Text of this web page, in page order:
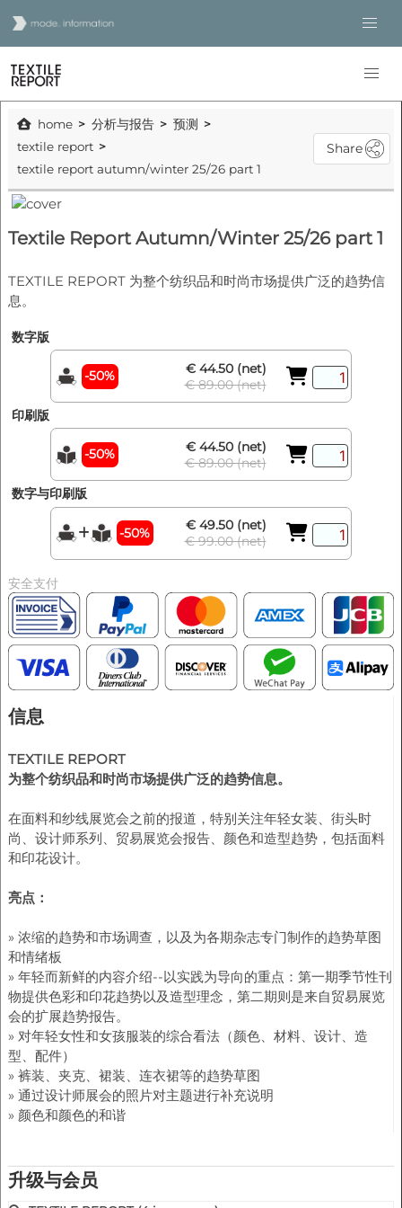
home 分析与报告
预测
textile report
textile report autumn/winter 25/26 part 1
Share
Textile Report Autumn/Winter 25/26 part 1
TEXTILE REPORT 为整个纺织品和时尚市场提供广泛的趋势信
息。
数字版
-50%
€ 44.50 (net)
€ 89.00 (net)
印刷版
-50%
€ 44.50 (net)
€ 89.00 (net)
数字与印刷版
-50%
€ 49.50 (net)
€ 99.00 (net)
安全支付
信息
TEXTILE REPORT
为整个纺织品和时尚市场提供广泛的趋势信息。
在面料和纱线展览会之前的报道，特别关注年轻女装、街头时
尚、设计师系列、贸易展览会报告、颜色和造型趋势，包括面料
和印花设计。
亮点：
» 浓缩的趋势和市场调查，以及为各期杂志专门制作的趋势草图
和情绪板
» 年轻而新鲜的内容介绍--以实践为导向的重点：第一期季节性刊
物提供色彩和印花趋势以及造型理念，第二期则是来自贸易展览
会的扩展趋势报告。
» 对年轻女性和女孩服装的综合看法（颜色、材料、设计、造
型、配件）
» 裤装、夹克、裙装、连衣裙等的趋势草图
» 通过设计师展会的照片对主题进行补充说明
» 颜色和颜色的和谐
升级与会员